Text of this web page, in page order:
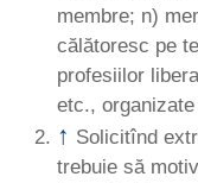
membre; n)
călătoresc pe
profesiilor
etc.,
↑ Solicitînd
trebuie să